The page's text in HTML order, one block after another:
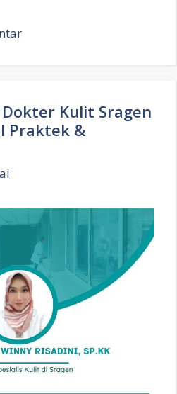
Kulit Sragen
Praktek &